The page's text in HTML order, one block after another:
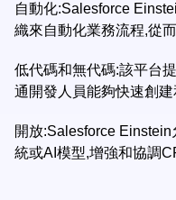
自動化:Salesforce
織來自動化業務流程,從
低代碼和無代碼:該平台
通開發人員能夠快速創建
開放:Salesforce
統或AI模型,增強和協調